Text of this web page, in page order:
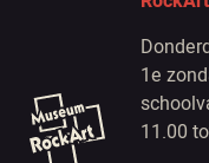
1e
11.00